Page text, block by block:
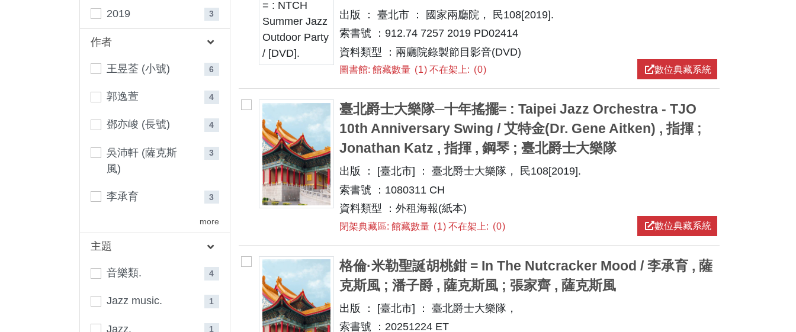
2019 3
作者
王昱荃 (小號) 6
郭逸萱 4
鄧亦峻 (長號) 4
吳沛軒 (薩克斯
風)
3
李承育 3
more
主題
音樂類. 4
Jazz music. 1
Jazz. 1
出版 ： 臺北市 ： 國家兩廳院， 民108[2019].
索書號 ：912.74 7257 2019 PD02414
資料類型 ：兩廳院錄製節目影音(DVD)
圖書館: 館藏數量 1 不在架上: 0 數位典藏系統
臺北爵士大樂隊─十年搖擺= : Taipei Jazz Orchestra - TJO
10th Anniversary Swing / 艾特金(Dr. Gene Aitken) , 指揮 ;
Jonathan Katz , 指揮 , 鋼琴 ; 臺北爵士大樂隊
出版 ： [臺北市] ： 臺北爵士大樂隊， 民108[2019].
索書號 ：1080311 CH
資料類型 ：外租海報(紙本)
閉架典藏區: 館藏數量 1 不在架上: 0 數位典藏系統
格倫·米勒聖誕胡桃鉗 = In The Nutcracker Mood / 李承育 , 薩
克斯風 ; 潘子爵 , 薩克斯風 ; 張家齊 , 薩克斯風
出版 ： [臺北市] ： 臺北爵士大樂隊，
索書號 ：20251224 ET